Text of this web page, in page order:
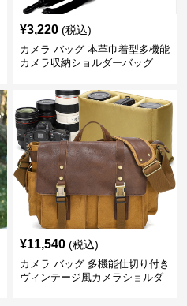
¥3,220 (税込)
カメラ バッグ 本革巾着型多機能
カメラ収納ショルダーバッグ
¥11,540 (税込)
カメラ バッグ 多機能仕切り付き
ヴィンテージ風カメラショルダ